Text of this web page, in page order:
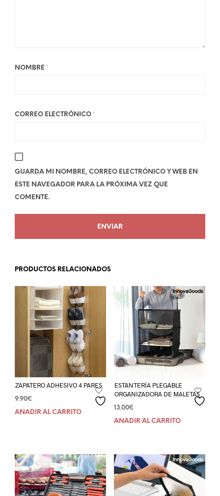
NOMBRE *
CORREO ELECTRÓNICO *
GUARDA MI NOMBRE, CORREO ELECTRÓNICO Y WEB EN
ESTE NAVEGADOR PARA LA PRÓXIMA VEZ QUE
COMENTE.
PRODUCTOS RELACIONADOS
ZAPATERO ADHESIVO 4 PARES
9.90€
AÑADIR AL CARRITO
ESTANTERÍA PLEGABLE
ORGANIZADORA DE MALETAS
13.00€
AÑADIR AL CARRITO